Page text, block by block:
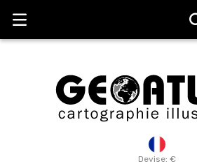
Devise: €